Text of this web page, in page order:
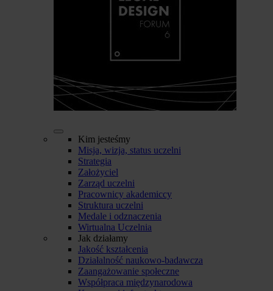
Kim jesteśmy
Misja, wizja, status uczelni
Strategia
Założyciel
Zarząd uczelni
Pracownicy akademiccy
Struktura uczelni
Medale i odznaczenia
Wirtualna Uczelnia
Jak działamy
Jakość kształcenia
Działalność naukowo-badawcza
Zaangażowanie społeczne
Współpraca międzynarodowa